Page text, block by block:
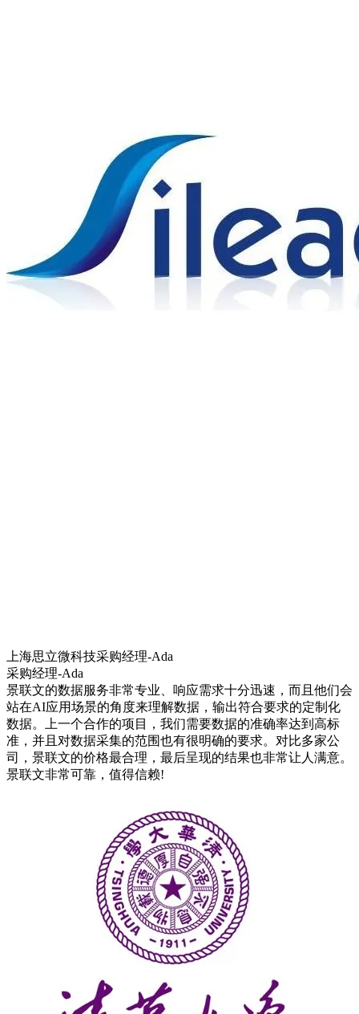
上海思立微科技采购经理-Ada
采购经理-Ada
景联文的数据服务非常专业、响应需求十分迅速，而且他们会
站在AI应用场景的角度来理解数据，输出符合要求的定制化
数据。上一个合作的项目，我们需要数据的准确率达到高标
准，并且对数据采集的范围也有很明确的要求。对比多家公
司，景联文的价格最合理，最后呈现的结果也非常让人满意。
景联文非常可靠，值得信赖!